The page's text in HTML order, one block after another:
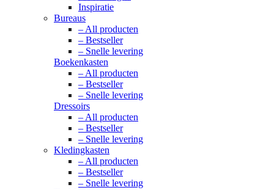
Inspiratie
Bureaus
– All producten
– Bestseller
– Snelle levering
Boekenkasten
– All producten
– Bestseller
– Snelle levering
Dressoirs
– All producten
– Bestseller
– Snelle levering
Kledingkasten
– All producten
– Bestseller
– Snelle levering